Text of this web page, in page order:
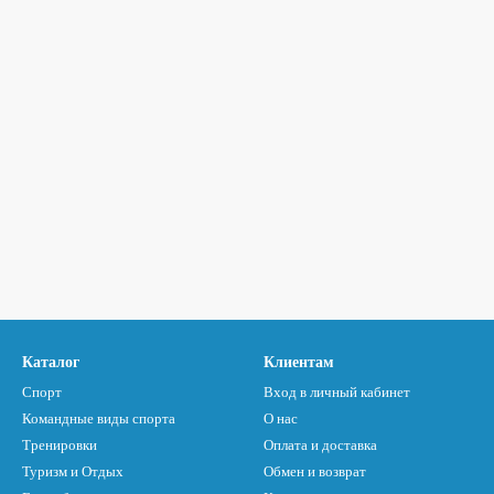
Каталог
Спорт
Командные виды спорта
Тренировки
Туризм и Отдых
Клиентам
Вход в личный кабинет
О нас
Оплата и доставка
Обмен и возврат